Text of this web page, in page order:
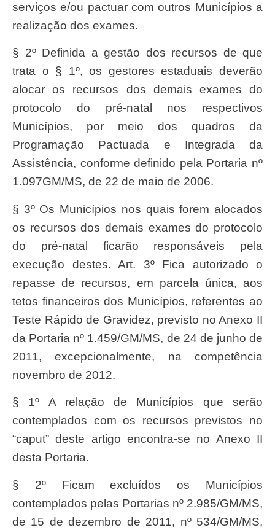
serviços e/ou pactuar com outros Municípios a
realização dos exames.
§ 2º Definida a gestão dos recursos de que
trata o § 1º, os gestores estaduais deverão
alocar os recursos dos demais exames do
protocolo do pré-natal nos respectivos
Municípios, por meio dos quadros da
Programação Pactuada e Integrada da
Assistência, conforme definido pela Portaria nº
1.097GM/MS, de 22 de maio de 2006.
§ 3º Os Municípios nos quais forem alocados
os recursos dos demais exames do protocolo
do pré-natal ficarão responsáveis pela
execução destes. Art. 3º Fica autorizado o
repasse de recursos, em parcela única, aos
tetos financeiros dos Municípios, referentes ao
Teste Rápido de Gravidez, previsto no Anexo II
da Portaria nº 1.459/GM/MS, de 24 de junho de
2011, excepcionalmente, na competência
novembro de 2012.
§ 1º A relação de Municípios que serão
contemplados com os recursos previstos no
“caput” deste artigo encontra-se no Anexo II
desta Portaria.
§ 2º Ficam excluídos os Municípios
contemplados pelas Portarias nº 2.985/GM/MS,
de 15 de dezembro de 2011, nº 534/GM/MS,